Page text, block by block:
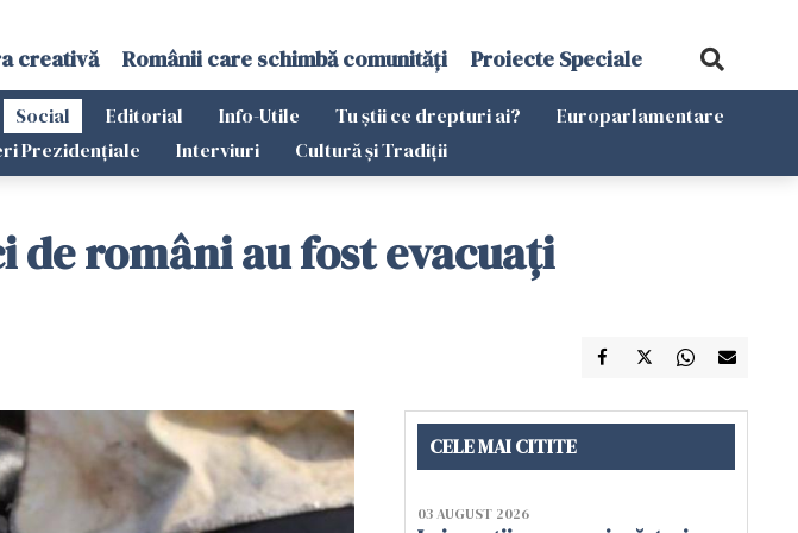
creativă Românii care schimbă comunități Proiecte Speciale
Social Editorial Info-Utile Tu știi ce drepturi ai?
Europarlamentare
Prezidențiale Interviuri Cultură și Tradiții
români au fost evacuați
CELE MAI CITITE
03 AUGUST 2026